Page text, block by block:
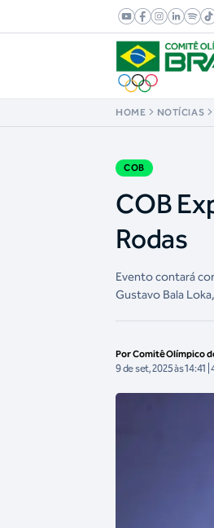
HOME NOTÍCIAS
COB
COB
Rodas
Evento contará
Gustavo Bala
Por Comitê Olímpico
9 de set, 2025 às 14:41